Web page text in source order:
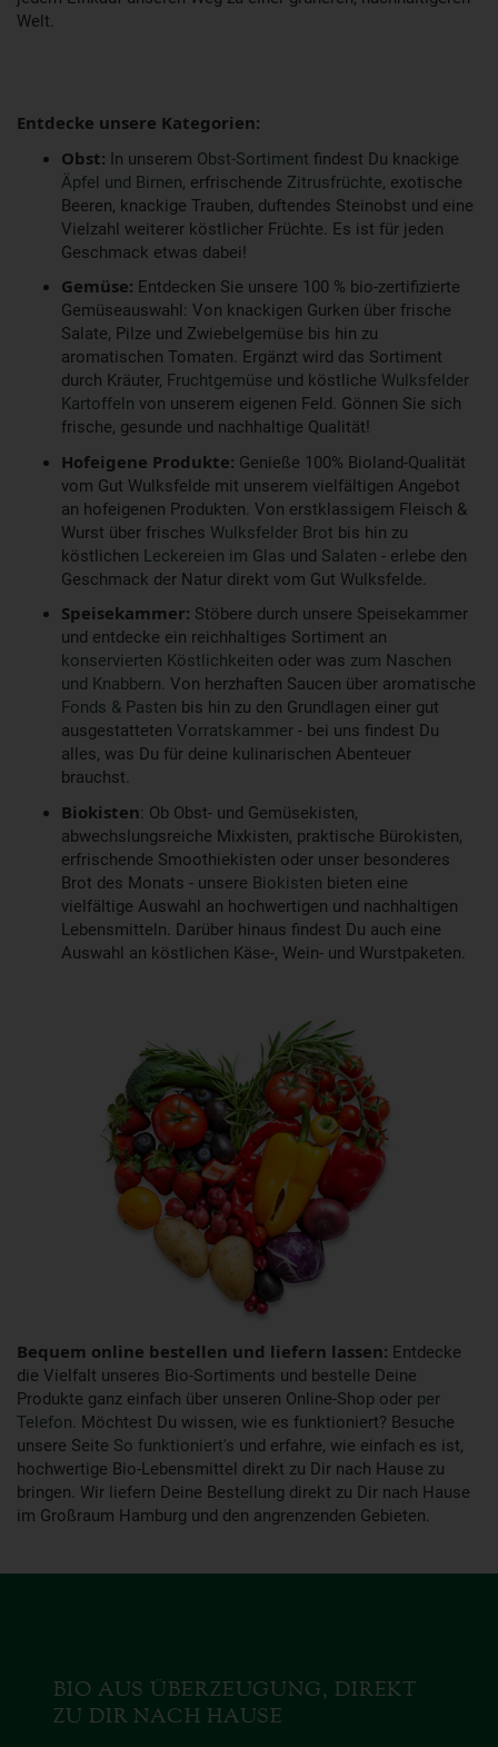
Welt.
Entdecke unsere Kategorien:
Obst: In unserem Obst-Sortiment findest Du knackige
Äpfel und Birnen, erfrischende Zitrusfrüchte, exotische
Beeren, knackige Trauben, duftendes Steinobst und eine
Vielzahl weiterer köstlicher Früchte. Es ist für jeden
Geschmack etwas dabei!
Gemüse: Entdecken Sie unsere 100 % bio-zertifizierte
Gemüseauswahl: Von knackigen Gurken über frische
Salate, Pilze und Zwiebelgemüse bis hin zu
aromatischen Tomaten. Ergänzt wird das Sortiment
durch Kräuter, Fruchtgemüse und köstliche Wulksfelder
Kartoffeln von unserem eigenen Feld. Gönnen Sie sich
frische, gesunde und nachhaltige Qualität!
Hofeigene Produkte: Genieße 100% Bioland-Qualität
vom Gut Wulksfelde mit unserem vielfältigen Angebot
an hofeigenen Produkten. Von erstklassigem Fleisch &
Wurst über frisches Wulksfelder Brot bis hin zu
köstlichen Leckereien im Glas und Salaten - erlebe den
Geschmack der Natur direkt vom Gut Wulksfelde.
Speisekammer: Stöbere durch unsere Speisekammer
und entdecke ein reichhaltiges Sortiment an
konservierten Köstlichkeiten oder was zum Naschen
und Knabbern. Von herzhaften Saucen über aromatische
Fonds & Pasten bis hin zu den Grundlagen einer gut
ausgestatteten Vorratskammer - bei uns findest Du
alles, was Du für deine kulinarischen Abenteuer
brauchst.
Biokisten: Ob Obst- und Gemüsekisten,
abwechslungsreiche Mixkisten, praktische Bürokisten,
erfrischende Smoothiekisten oder unser besonderes
Brot des Monats - unsere Biokisten bieten eine
vielfältige Auswahl an hochwertigen und nachhaltigen
Lebensmitteln. Darüber hinaus findest Du auch eine
Auswahl an köstlichen Käse-, Wein- und Wurstpaketen.
Bequem online bestellen und liefern lassen: Entdecke
die Vielfalt unseres Bio-Sortiments und bestelle Deine
Produkte ganz einfach über unseren Online-Shop oder per
Telefon. Möchtest Du wissen, wie es funktioniert? Besuche
unsere Seite So funktioniert's und erfahre, wie einfach es ist,
hochwertige Bio-Lebensmittel direkt zu Dir nach Hause zu
bringen. Wir liefern Deine Bestellung direkt zu Dir nach Hause
im Großraum Hamburg und den angrenzenden Gebieten.
BIO AUS ÜBERZEUGUNG, DIREKT
ZU DIR NACH HAUSE